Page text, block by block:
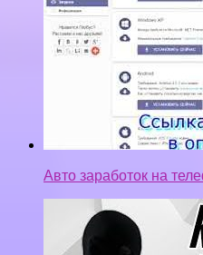
Авто заработок на